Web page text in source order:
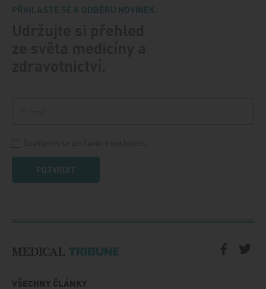
PŘIHLASTE SE K ODBĚRU NOVINEK.
POTVRDIT
VŠECHNY ČLÁNKY